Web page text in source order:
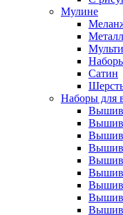
Мулине
Сатин
Наборы для